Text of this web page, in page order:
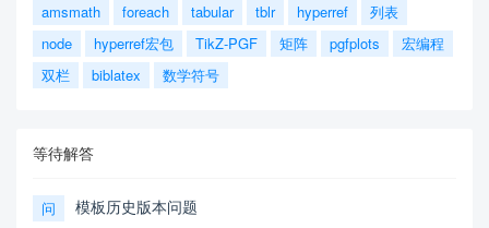
amsmath
foreach tabular tblr hyperref
列表
node
hyperref宏包 TikZ-PGF 矩阵 pgfplots
宏编程
双栏
biblatex 数学符号
等待解答
问 模板历史版本问题